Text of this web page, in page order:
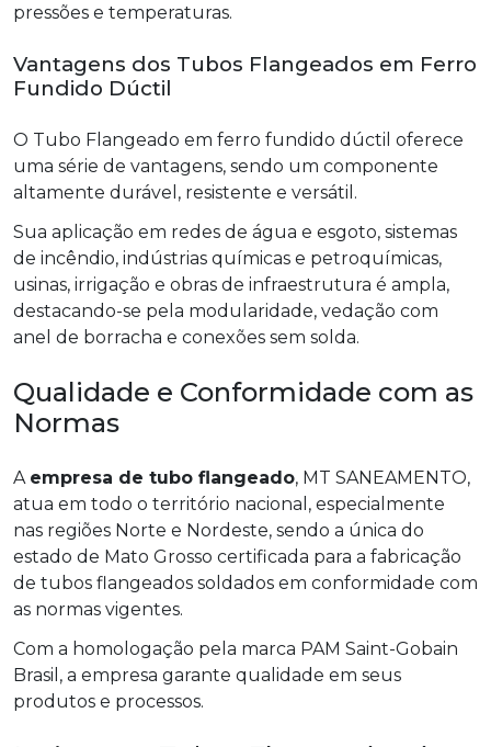
pressões e temperaturas.
Vantagens dos Tubos Flangeados em Ferro
Fundido Dúctil
O Tubo Flangeado em ferro fundido dúctil oferece
uma série de vantagens, sendo um componente
altamente durável, resistente e versátil.
Sua aplicação em redes de água e esgoto, sistemas
de incêndio, indústrias químicas e petroquímicas,
usinas, irrigação e obras de infraestrutura é ampla,
destacando-se pela modularidade, vedação com
anel de borracha e conexões sem solda.
Qualidade e Conformidade com as
Normas
A empresa de tubo flangeado, MT SANEAMENTO,
atua em todo o território nacional, especialmente
nas regiões Norte e Nordeste, sendo a única do
estado de Mato Grosso certificada para a fabricação
de tubos flangeados soldados em conformidade com
as normas vigentes.
Com a homologação pela marca PAM Saint-Gobain
Brasil, a empresa garante qualidade em seus
produtos e processos.